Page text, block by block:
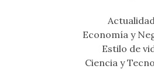
Actualidad
Economía y
Estilo de
Ciencia y